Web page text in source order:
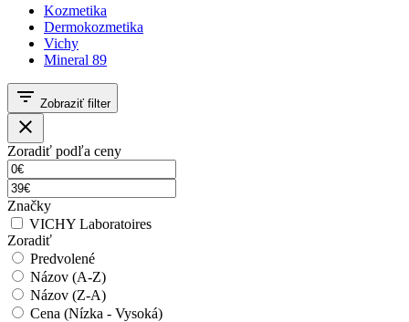
Kozmetika
Dermokozmetika
Vichy
Mineral 89
filter_list Zobraziť filter
close
Zoradiť podľa ceny
Značky
VICHY Laboratoires
Zoradiť
Predvolené
Názov (A-Z)
Názov (Z-A)
Cena (Nízka - Vysoká)